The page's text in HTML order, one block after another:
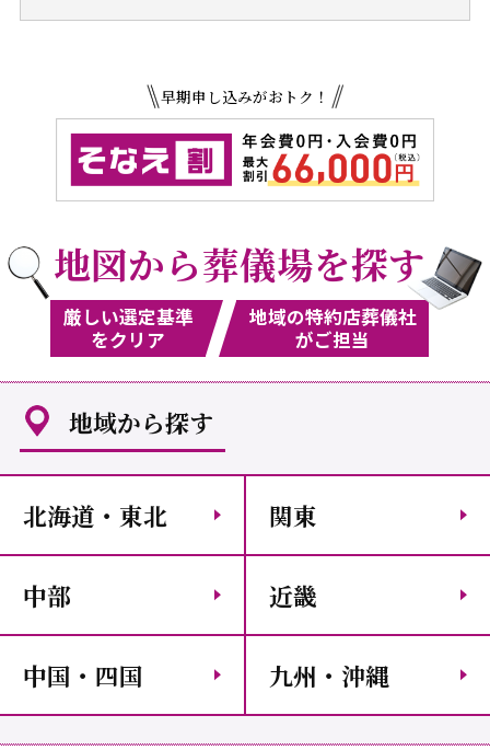
早期申し込みがおトク！
地図から葬儀場を探す
厳しい選定基準
をクリア
地域の特約店葬儀社
がご担当
地域から探す
北海道・東北 関東
中部 近畿
中国・四国 九州・沖縄